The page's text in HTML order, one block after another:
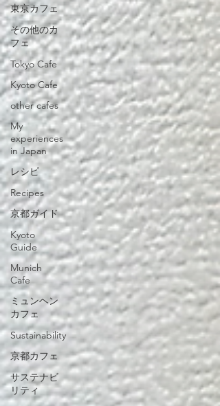
東京カフェ
その他のカ
フェ
Tokyo Cafe
Kyoto Cafe
other cafes
My
experiences
in Japan
レシピ
Recipes
京都ガイド
Kyoto
Guide
Munich
Cafe
ミュンヘン
カフェ
Sustainability
京都カフェ
サステナビ
リティ